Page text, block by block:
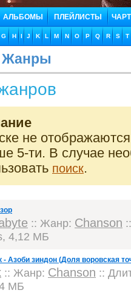
АЛЬБОМЫ ПЛЕЙЛИСТЫ
G H I J K L M N O P Q R S T
Жанры
не
5-ти. В случае
поиск.
:: Жанр: Chanson
4,12 МБ
- Азоби зиндон (Доля воровская
:: Жанр: Chanson ::
МБ